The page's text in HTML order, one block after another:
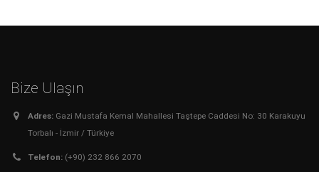
Bize Ulaşın
Adres: Gazi Mustafa Kemal Mahallesi Taştepe Caddesi No: 30 Karakuyu
Torbalı - İzmir / Türkiye
Telefon: (+90) 232 866 2070